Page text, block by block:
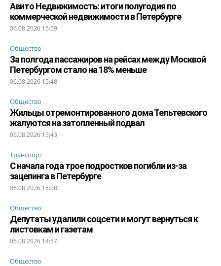
Авито Недвижимость: итоги полугодия по
коммерческой недвижимости в Петербурге
06.08.2026 15:59
Общество
За полгода пассажиров на рейсах между Москвой
Петербургом стало на 18% меньше
06.08.2026 15:48
Общество
Жильцы отремонтированного дома Тельтевского
жалуются на затопленный подвал
06.08.2026 15:43
Транспорт
С начала года трое подростков погибли из-за
зацепинга в Петербурге
06.08.2026 15:08
Общество
Депутаты удалили соцсети и могут вернуться к
листовкам и газетам
06.08.2026 14:57
Общество